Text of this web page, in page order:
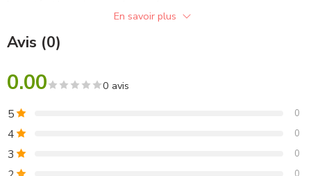
Mélangez quelques gouttes du Hair Booster à votre soin lissant
protégé des agressions thermiques, tandis que la fibre capillaire
traitement.
Ajoutez 3 à 5 gouttes directement dans votre shampoing
En savoir plus
Avis (0)
0.00 0 avis
5 0
4 0
3 0